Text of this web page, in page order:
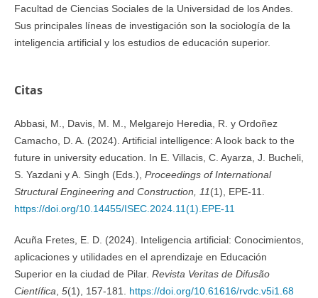
Facultad de Ciencias Sociales de la Universidad de los Andes.
Sus principales líneas de investigación son la sociología de la
inteligencia artificial y los estudios de educación superior.
Citas
Abbasi, M., Davis, M. M., Melgarejo Heredia, R. y Ordoñez
Camacho, D. A. (2024). Artificial intelligence: A look back to the
future in university education. In E. Villacis, C. Ayarza, J. Bucheli,
S. Yazdani y A. Singh (Eds.), Proceedings of International
Structural Engineering and Construction, 11(1), EPE-11.
https://doi.org/10.14455/ISEC.2024.11(1).EPE-11
Acuña Fretes, E. D. (2024). Inteligencia artificial: Conocimientos,
aplicaciones y utilidades en el aprendizaje en Educación
Superior en la ciudad de Pilar. Revista Veritas de Difusão
Científica, 5(1), 157-181. https://doi.org/10.61616/rvdc.v5i1.68